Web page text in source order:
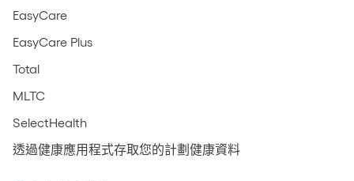
EasyCare
EasyCare Plus
Total
MLTC
SelectHealth
透過健康應用程式存取您的計劃健康資料